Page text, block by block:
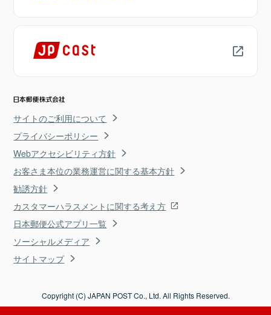
サイトのご利用について
プライバシーポリシー
Webアクセシビリティ方針
お客さま本位の業務運営に関する基本方針
勧誘方針
カスタマーハラスメントに関する考え方
日本郵便公式アプリ一覧
ソーシャルメディア
サイトマップ
Copyright (C) JAPAN POST Co., Ltd. All Rights Reserved.